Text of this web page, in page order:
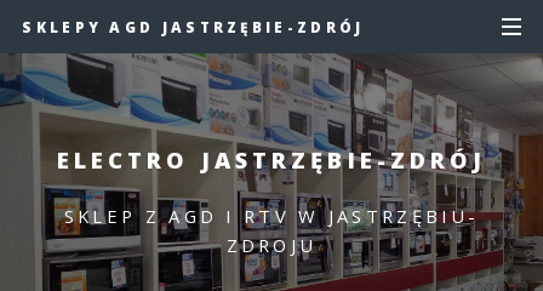
SKLEPY AGD JASTRZĘBIE-ZDRÓJ
ELECTRO JASTRZĘBIE-ZDRÓJ
SKLEP Z AGD I RTV W JASTRZĘBIU-
ZDROJU